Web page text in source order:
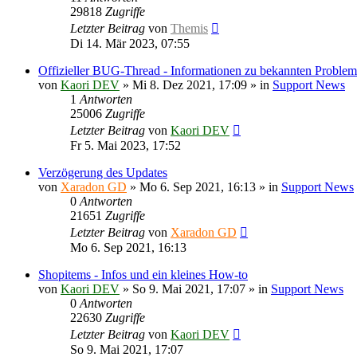
29818 Zugriffe
Letzter Beitrag von Themis
Di 14. Mär 2023, 07:55
Offizieller BUG-Thread - Informationen zu bekannten
von Kaori DEV » Mi 8. Dez 2021, 17:09 » in Support News
1 Antworten
25006 Zugriffe
Letzter Beitrag von Kaori DEV
Fr 5. Mai 2023, 17:52
Verzögerung des Updates
von Xaradon GD » Mo 6. Sep 2021, 16:13 » in Support News
0 Antworten
21651 Zugriffe
Letzter Beitrag von Xaradon GD
Mo 6. Sep 2021, 16:13
Shopitems - Infos und ein kleines How-to
von Kaori DEV » So 9. Mai 2021, 17:07 » in Support News
0 Antworten
22630 Zugriffe
Letzter Beitrag von Kaori DEV
So 9. Mai 2021, 17:07